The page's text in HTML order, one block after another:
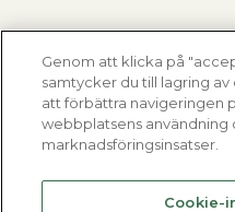
Genom att klicka på
samtycker du till lagring
att förbättra navigeringen
webbplatsens användning
marknadsföringsinsatser.
Cookie-